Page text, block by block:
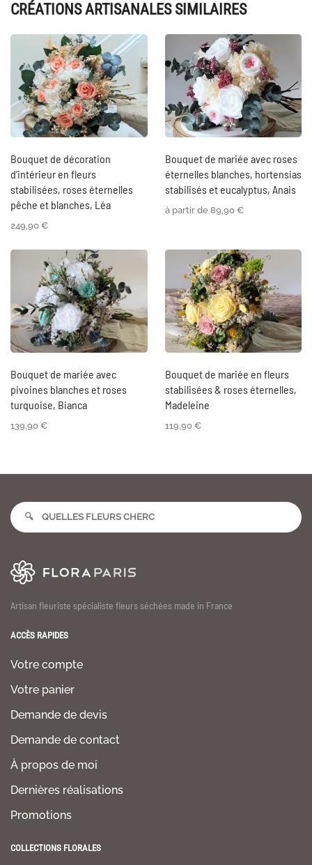
CRÉATIONS ARTISANALES SIMILAIRES
Bouquet de décoration
d’intérieur en fleurs
stabilisées, roses éternelles
pêche et blanches, Léa
249,90 €
Bouquet de mariée avec roses
éternelles blanches, hortensias
stabilisés et eucalyptus, Anais
à partir de 89,90 €
Bouquet de mariée avec
pivoines blanches et roses
turquoise, Bianca
139,90 €
Bouquet de mariée en fleurs
stabilisées & roses éternelles,
Madeleine
119,90 €
Artisan fleuriste spécialiste fleurs séchées made in France
ACCÈS RAPIDES
Votre compte
Votre panier
Demande de devis
Demande de contact
À propos de moi
Dernières réalisations
Promotions
COLLECTIONS FLORALES